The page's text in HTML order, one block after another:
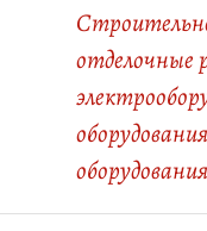
отделочные
оборудования